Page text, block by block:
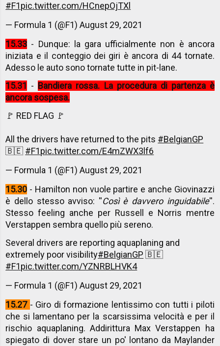
#F1pic.twitter.com/HCnepOjTXl
— Formula 1 (@F1)August 29, 2021
15.33 - Dunque: la gara ufficialmente non è ancora
iniziata e il conteggio dei giri è ancora di 44 tornate.
Adesso le auto sono tornate tutte in pit-lane.
15.31 - Bandiera rossa. La procedura di partenza è
ancora sospesa.
🚩 RED FLAG 🚩
All the drivers have returned to the pits #BelgianGP
🇧🇪 #F1pic.twitter.com/E4mZWX3lf6
— Formula 1 (@F1)August 29, 2021
15.30 - Hamilton non vuole partire e anche Giovinazzi
è dello stesso avviso: ''Così è davvero inguidabile''.
Stesso feeling anche per Russell e Norris mentre
Verstappen sembra quello più sereno.
Several drivers are reporting aquaplaning and
extremely poor visibility#BelgianGP 🇧🇪
#F1pic.twitter.com/YZNRBLHVK4
— Formula 1 (@F1)August 29, 2021
15.27 - Giro di formazione lentissimo con tutti i piloti
che si lamentano per la scarsissima velocità e per il
rischio aquaplaning. Addirittura Max Verstappen ha
spiegato di dover stare un po' lontano da Maylander